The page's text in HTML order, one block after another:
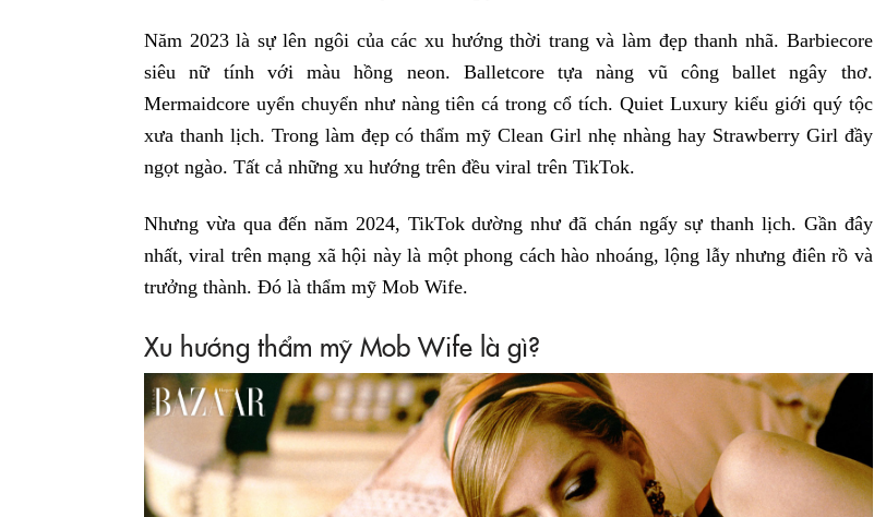
Năm 2023 là sự lên ngôi của các xu hướng thời trang và làm đẹp thanh nhã. Barbiecore
siêu nữ tính với màu hồng neon. Balletcore tựa nàng vũ công ballet ngây thơ.
Mermaidcore uyển chuyển như nàng tiên cá trong cổ tích. Quiet Luxury kiểu giới quý tộc
xưa thanh lịch. Trong làm đẹp có thẩm mỹ Clean Girl nhẹ nhàng hay Strawberry Girl đầy
ngọt ngào. Tất cả những xu hướng trên đều viral trên TikTok.
Nhưng vừa qua đến năm 2024, TikTok dường như đã chán ngấy sự thanh lịch. Gần đây
nhất, viral trên mạng xã hội này là một phong cách hào nhoáng, lộng lẫy nhưng điên rồ và
trưởng thành. Đó là thẩm mỹ Mob Wife.
Xu hướng thẩm mỹ Mob Wife là gì?